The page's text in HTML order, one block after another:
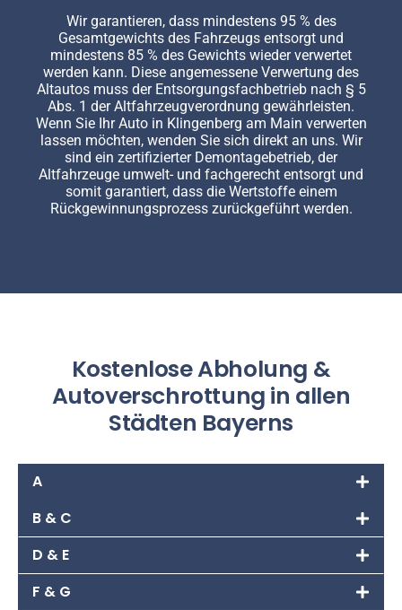
Wir garantieren, dass mindestens 95 % des
Gesamtgewichts des Fahrzeugs entsorgt und
mindestens 85 % des Gewichts wieder verwertet
werden kann. Diese angemessene Verwertung des
Altautos muss der Entsorgungsfachbetrieb nach § 5
Abs. 1 der Altfahrzeugverordnung gewährleisten.
Wenn Sie Ihr Auto in Klingenberg am Main verwerten
lassen möchten, wenden Sie sich direkt an uns. Wir
sind ein zertifizierter Demontagebetrieb, der
Altfahrzeuge umwelt- und fachgerecht entsorgt und
somit garantiert, dass die Wertstoffe einem
Rückgewinnungsprozess zurückgeführt werden.
Kostenlose Abholung &
Autoverschrottung in allen
Städten Bayerns
A
B & C
D & E
F & G